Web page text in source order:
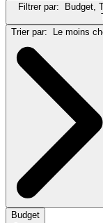
Filtrer par:
Budget,
Trier par:
Le moins
Budget